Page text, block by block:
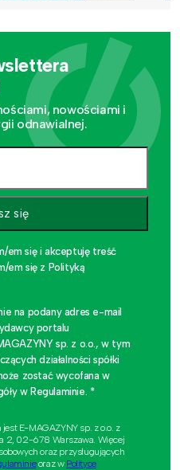
nowościami i
odnawialnej.
się
em się i akceptuję treść
em się z Polityką
na podany adres e-mail
portalu
sp. z o.o., w tym
działalności spółki
zostać wycofana w
w Regulaminie. *
E-MAGAZYNY sp. z o.o. z
2, 02-678 Warszawa. Więcej
oraz przysługujących
oraz w Polityce